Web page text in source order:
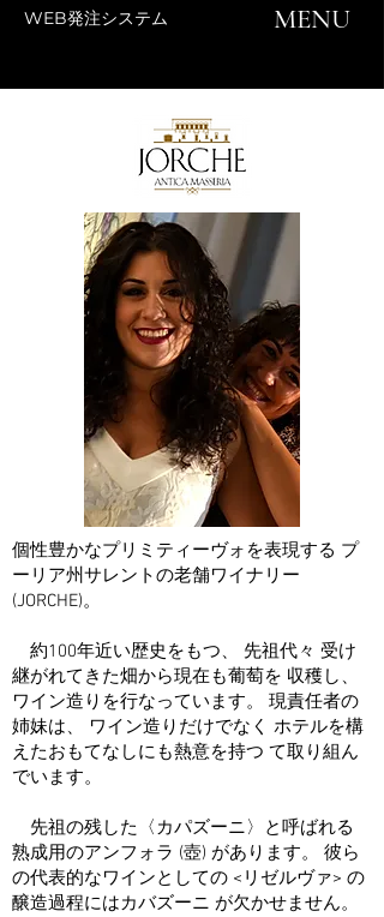
WEB発注システム MENU
個性豊かなプリミティーヴォを表現する プ
ーリア州サレントの老舗ワイナリー
(JORCHE)。
約100年近い歴史をもつ、 先祖代々 受け
継がれてきた畑から現在も葡萄を 収穫し、
ワイン造りを行なっています。 現責任者の
姉妹は、 ワイン造りだけでなく ホテルを構
えたおもてなしにも熱意を持つ て取り組ん
でいます。
先祖の残した〈カパズーニ〉と呼ばれる
熟成用のアンフォラ (壺) があります。 彼ら
の代表的なワインとしての <リゼルヴァ> の
醸造過程にはカバズーニ が欠かせません。